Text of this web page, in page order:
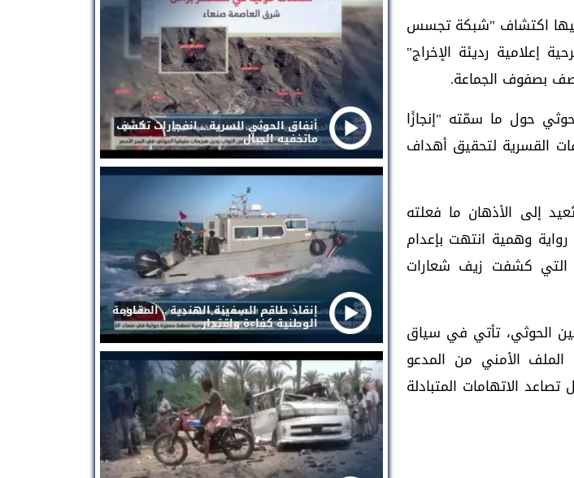
اكتشاف "شبكة تجسس
إعلامية رديئة الإخراج"
بصفوف الجماعة.
حول ما سمّته "إنجازًا
القسرية لتحقيق أهداف
إلى الأذهان ما فعلته
وهمية انتهت بإعدام
التي كشفت زيف شعارات
الحوثي، تأتي في سياق
الملف الأمني من المدعو
الاتهامات المتبادلة
أنفاق الحوثي السرية .. انفجارات تكشف
ماتخفيه الجبال
إنقاذ طاقم السفينة الهندية .. المقاومة
الوطنية كفاءة واقتدار